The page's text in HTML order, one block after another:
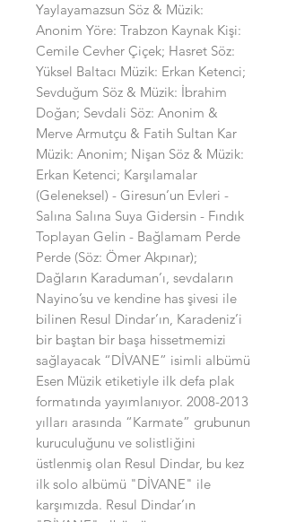
Yaylayamazsun Söz & Müzik:
Anonim Yöre: Trabzon Kaynak Kişi:
Cemile Cevher Çiçek; Hasret Söz:
Yüksel Baltacı Müzik: Erkan Ketenci;
Sevduğum Söz & Müzik: İbrahim
Doğan; Sevdali Söz: Anonim &
Merve Armutçu & Fatih Sultan Kar
Müzik: Anonim; Nişan Söz & Müzik:
Erkan Ketenci; Karşılamalar
(Geleneksel) - Giresun’un Evleri -
Salına Salına Suya Gidersin - Fındık
Toplayan Gelin - Bağlamam Perde
Perde (Söz: Ömer Akpınar);
Dağların Karaduman’ı, sevdaların
Nayino’su ve kendine has şivesi ile
bilinen Resul Dindar’ın, Karadeniz’i
bir baştan bir başa hissetmemizi
sağlayacak “DİVANE” isimli albümü
Esen Müzik etiketiyle ilk defa plak
formatında yayımlanıyor. 2008-2013
yılları arasında “Karmate” grubunun
kuruculuğunu ve solistliğini
üstlenmiş olan Resul Dindar, bu kez
ilk solo albümü "DİVANE" ile
karşımızda. Resul Dindar’ın